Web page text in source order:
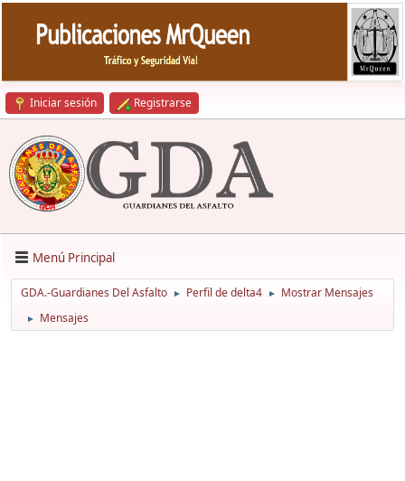
Iniciar sesión Registrarse
Menú Principal
GDA.-Guardianes Del Asfalto ► Perfil de delta4 ► Mostrar Mensajes
► Mensajes